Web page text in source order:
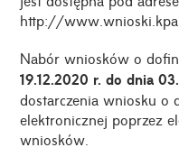
http://
Nabór wniosków o
19.12.2020 r. do dnia
dostarczenia wniosku o
elektronicznej poprzez
wniosków.